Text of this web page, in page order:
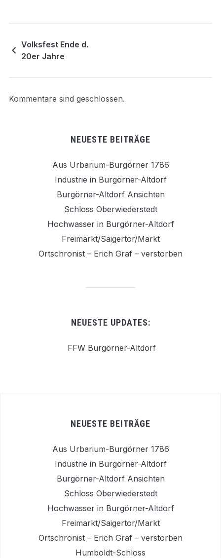
Volksfest Ende d.
20er Jahre
Kommentare sind geschlossen.
NEUESTE BEITRÄGE
Aus Urbarium-Burgörner 1786
Industrie in Burgörner-Altdorf
Burgörner-Altdorf Ansichten
Schloss Oberwiederstedt
Hochwasser in Burgörner-Altdorf
Freimarkt/Saigertor/Markt
Ortschronist – Erich Graf – verstorben
NEUESTE UPDATES:
FFW Burgörner-Altdorf
NEUESTE BEITRÄGE
Aus Urbarium-Burgörner 1786
Industrie in Burgörner-Altdorf
Burgörner-Altdorf Ansichten
Schloss Oberwiederstedt
Hochwasser in Burgörner-Altdorf
Freimarkt/Saigertor/Markt
Ortschronist – Erich Graf – verstorben
Humboldt-Schloss